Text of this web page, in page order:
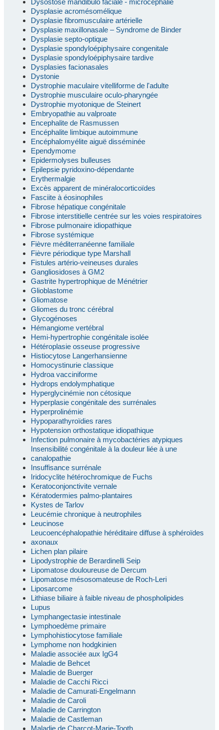
Dysostose mandibulo faciale - microcéphalie
Dysplasie acromésomélique
Dysplasie fibromusculaire artérielle
Dysplasie maxillonasale – Syndrome de Binder
Dysplasie septo-optique
Dysplasie spondyloépiphysaire congenitale
Dysplasie spondyloépiphysaire tardive
Dysplasies facionasales
Dystonie
Dystrophie maculaire vitelliforme de l'adulte
Dystrophie musculaire oculo-pharyngée
Dystrophie myotonique de Steinert
Embryopathie au valproate
Encephalite de Rasmussen
Encéphalite limbique autoimmune
Encéphalomyélite aiguë disséminée
Ependymome
Epidermolyses bulleuses
Epilepsie pyridoxino-dépendante
Erythermalgie
Excès apparent de minéralocorticoïdes
Fasciite à éosinophiles
Fibrose hépatique congénitale
Fibrose interstitielle centrée sur les voies respiratoires
Fibrose pulmonaire idiopathique
Fibrose systémique
Fièvre méditerranéenne familiale
Fièvre périodique type Marshall
Fistules artério-veineuses durales
Gangliosidoses à GM2
Gastrite hypertrophique de Ménétrier
Glioblastome
Gliomatose
Gliomes du tronc cérébral
Glycogénoses
Hémangiome vertébral
Hemi-hypertrophie congénitale isolée
Hétéroplasie osseuse progressive
Histiocytose Langerhansienne
Homocystinurie classique
Hydroa vacciniforme
Hydrops endolymphatique
Hyperglycinémie non cétosique
Hyperplasie congénitale des surrénales
Hyperprolinémie
Hypoparathyroïdies rares
Hypotension orthostatique idiopathique
Infection pulmonaire à mycobactéries atypiques
Insensibilité congénitale à la douleur liée à une
canalopathie
Insuffisance surrénale
Iridocyclite hétérochromique de Fuchs
Keratoconjonctivite vernale
Kératodermies palmo-plantaires
Kystes de Tarlov
Leucémie chronique à neutrophiles
Leucinose
Leucoencéphalopathie héréditaire diffuse à sphéroïdes
axonaux
Lichen plan pilaire
Lipodystrophie de Berardinelli Seip
Lipomatose douloureuse de Dercum
Lipomatose mésosomateuse de Roch-Leri
Liposarcome
Lithiase biliaire à faible niveau de phospholipides
Lupus
Lymphangectasie intestinale
Lymphoedème primaire
Lymphohistiocytose familiale
Lymphome non hodgkinien
Maladie associée aux IgG4
Maladie de Behcet
Maladie de Buerger
Maladie de Cacchi Ricci
Maladie de Camurati-Engelmann
Maladie de Caroli
Maladie de Carrington
Maladie de Castleman
Maladie de Charcot-Marie-Tooth